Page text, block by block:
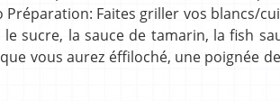
Faites griller vos blancs/
sucre, la sauce de tamarin, la fish
vous aurez éffiloché, une poignée